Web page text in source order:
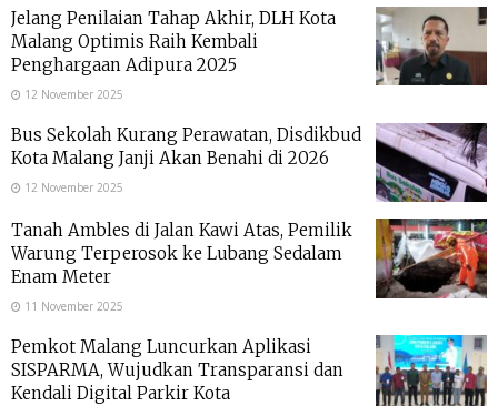
Jelang Penilaian Tahap Akhir, DLH Kota
Malang Optimis Raih Kembali
Penghargaan Adipura 2025
12 November 2025
Bus Sekolah Kurang Perawatan, Disdikbud
Kota Malang Janji Akan Benahi di 2026
12 November 2025
Tanah Ambles di Jalan Kawi Atas, Pemilik
Warung Terperosok ke Lubang Sedalam
Enam Meter
11 November 2025
Pemkot Malang Luncurkan Aplikasi
SISPARMA, Wujudkan Transparansi dan
Kendali Digital Parkir Kota